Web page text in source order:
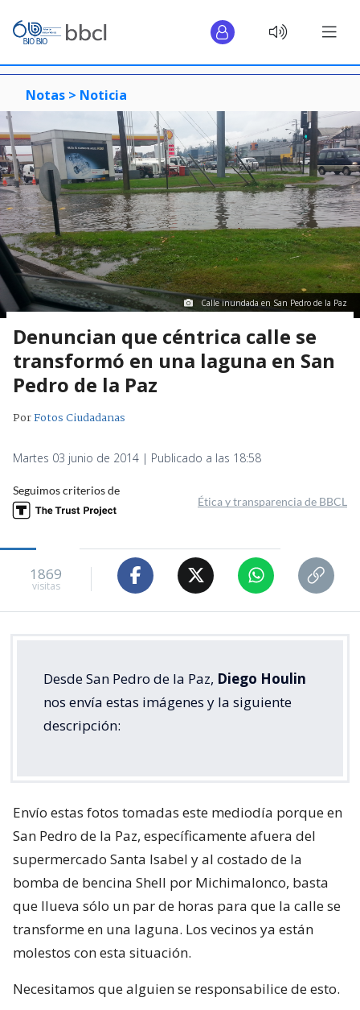
Notas > Noticia
Calle inundada en San Pedro de la Paz
Denuncian que céntrica calle se
transformó en una laguna en San
Pedro de la Paz
PorFotos Ciudadanas
Martes 03 junio de 2014 | Publicado a las 18:58
Seguimos criterios de
Ética y transparencia de BBCL
1869
visitas
Desde San Pedro de la Paz, Diego Houlin
nos envía estas imágenes y la siguiente
descripción:
Envío estas fotos tomadas este mediodía porque en
San Pedro de la Paz, específicamente afuera del
supermercado Santa Isabel y al costado de la
bomba de bencina Shell por Michimalonco, basta
que llueva sólo un par de horas para que la calle se
transforme en una laguna. Los vecinos ya están
molestos con esta situación.
Necesitamos que alguien se responsabilice de esto.